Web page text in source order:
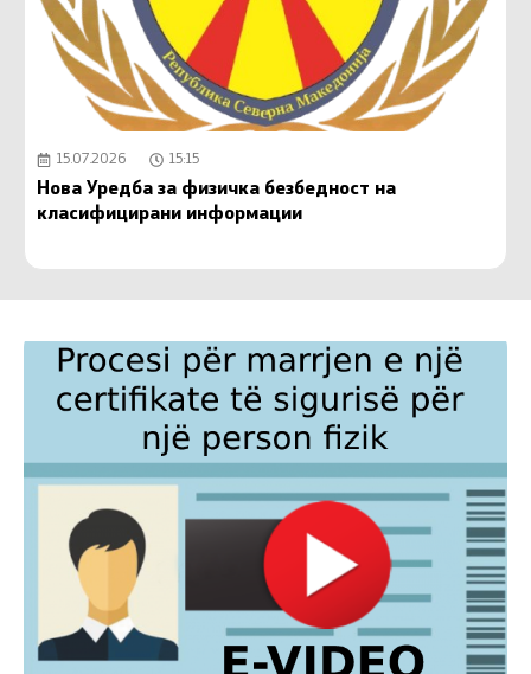
15.07.2026 15:15
Нова Уредба за физичка безбедност на
класифицирани информации